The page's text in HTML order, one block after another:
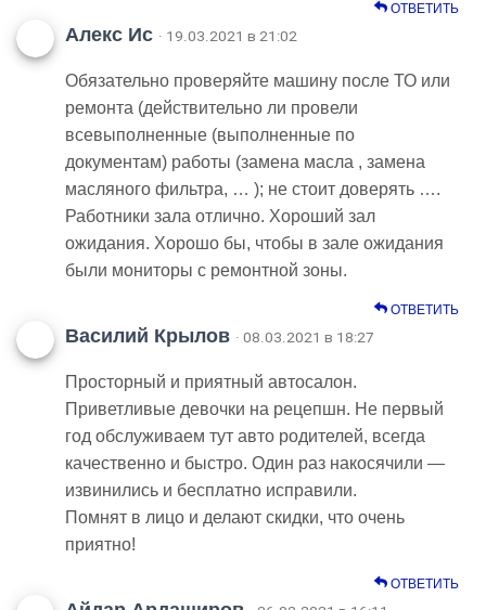
ОТВЕТИТЬ
Алекс Ис · 19.03.2021 в 21:02
Обязательно проверяйте машину после ТО или
ремонта (действительно ли провели
всевыполненные (выполненные по
документам) работы (замена масла , замена
масляного фильтра, … ); не стоит доверять ….
Работники зала отлично. Хороший зал
ожидания. Хорошо бы, чтобы в зале ожидания
были мониторы с ремонтной зоны.
ОТВЕТИТЬ
Василий Крылов · 08.03.2021 в 18:27
Просторный и приятный автосалон.
Приветливые девочки на рецепшн. Не первый
год обслуживаем тут авто родителей, всегда
качественно и быстро. Один раз накосячили —
извинились и бесплатно исправили.
Помнят в лицо и делают скидки, что очень
приятно!
ОТВЕТИТЬ